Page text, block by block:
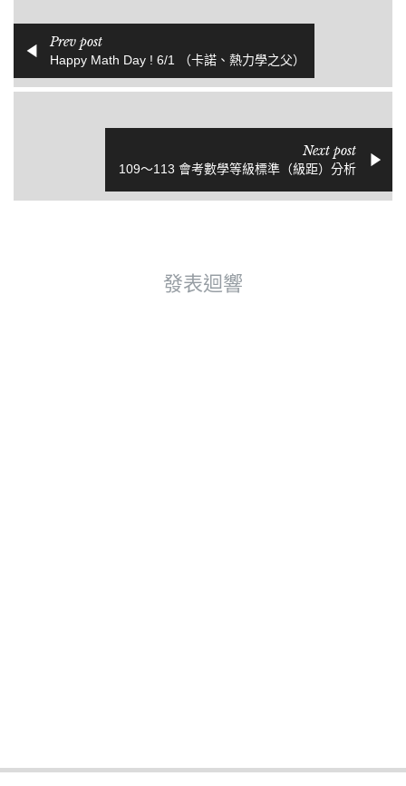
Prev post
Happy Math Day ! 6/1 （卡諾、熱力學之父）
Next post
109～113 會考數學等級標準（級距）分析
發表迴響